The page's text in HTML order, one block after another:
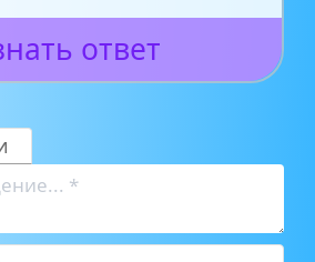
ответ